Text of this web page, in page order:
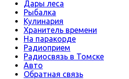
Дары леса
Рыбалка
Кулинария
Хранитель времени
На паракорде
Радиоприем
Радиосвязь в Томске
Авто
Обратная связь